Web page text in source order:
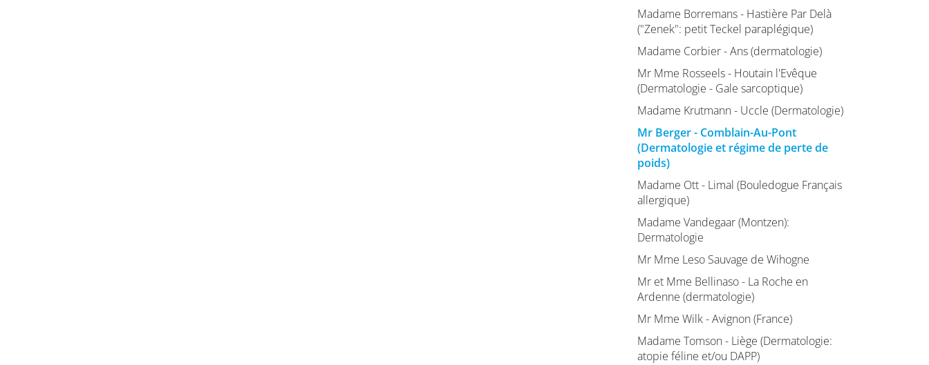
Madame Borremans - Hastière Par Delà
("Zenek": petit Teckel paraplégique)
Madame Corbier - Ans (dermatologie)
Mr Mme Rosseels - Houtain l'Evêque
(Dermatologie - Gale sarcoptique)
Madame Krutmann - Uccle (Dermatologie)
Mr Berger - Comblain-Au-Pont
(Dermatologie et régime de perte de
poids)
Madame Ott - Limal (Bouledogue Français
allergique)
Madame Vandegaar (Montzen):
Dermatologie
Mr Mme Leso Sauvage de Wihogne
Mr et Mme Bellinaso - La Roche en
Ardenne (dermatologie)
Mr Mme Wilk - Avignon (France)
Madame Tomson - Liège (Dermatologie:
atopie féline et/ou DAPP)